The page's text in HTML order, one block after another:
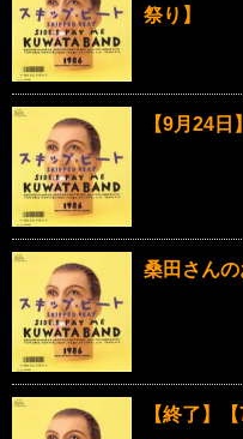
祭り】
【9月24
桑田さん
【終了】